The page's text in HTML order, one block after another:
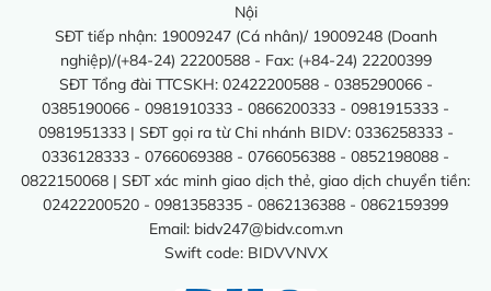
Nội
SĐT tiếp nhận: 19009247 (Cá nhân)/ 19009248 (Doanh
nghiệp)/(+84-24) 22200588 - Fax: (+84-24) 22200399
SĐT Tổng đài TTCSKH: 02422200588 - 0385290066 -
0385190066 - 0981910333 - 0866200333 - 0981915333 -
0981951333 | SĐT gọi ra từ Chi nhánh BIDV: 0336258333 -
0336128333 - 0766069388 - 0766056388 - 0852198088 -
0822150068 | SĐT xác minh giao dịch thẻ, giao dịch chuyển tiền:
02422200520 - 0981358335 - 0862136388 - 0862159399
Email: bidv247@bidv.com.vn
Swift code: BIDVVNVX